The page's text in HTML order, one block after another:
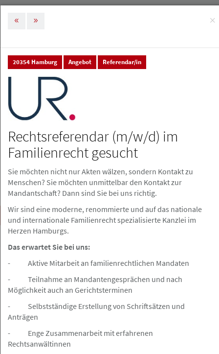
Stellenmarkt & Anzeigen Stellenanzeigen
Stellenanzeigen
Stellenanzeige erstellen
Suchen
Hamburger Innenstadt Angebot
Rechtsanwaltsfachangestellte/-er
(m/w/d) in der Hamburger Innenstadt
gesucht
×
20354 Hamburg Angebot Referendar/in
Rechtsreferendar (m/w/d) im
Familienrecht gesucht
Sie möchten nicht nur Akten wälzen, sondern Kontakt zu
Menschen? Sie möchten unmittelbar den Kontakt zur
Mandantschaft? Dann sind Sie bei uns richtig.
Wir sind eine moderne, renommierte und auf das nationale
und internationale Familienrecht spezialisierte Kanzlei im
Herzen Hamburgs.
Das erwartet Sie bei uns:
- Aktive Mitarbeit an familienrechtlichen Mandaten
- Teilnahme an Mandantengesprächen und nach
Möglichkeit auch an Gerichtsterminen
- Selbstständige Erstellung von Schriftsätzen und
Anträgen
- Enge Zusammenarbeit mit erfahrenen
Rechtsanwältinnen